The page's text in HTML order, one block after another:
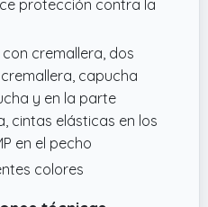
protección contra la
cremallera, dos
capucha
y en la parte
cintas elásticas en los
en el pecho
colores